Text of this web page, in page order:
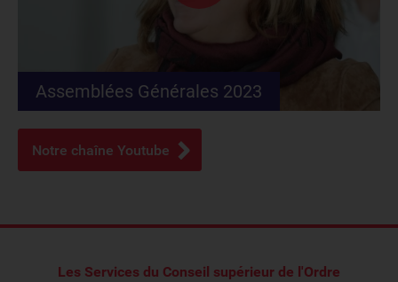
Assemblées Générales 2023
Notre chaîne Youtube
Les Services du Conseil supérieur de l'Ordre